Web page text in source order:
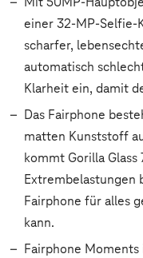
einer 32-MP-Selfie-
scharfer,
automatisch
Klarheit ein, damit
Das Fairphone
matten Kunststoff
kommt Gorilla
Extrembelastungen
Fairphone für alles
kann.
Fairphone